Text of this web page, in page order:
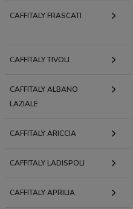
CAFFITALY FRASCATI
CAFFITALY TIVOLI
CAFFITALY ALBANO
LAZIALE
CAFFITALY ARICCIA
CAFFITALY LADISPOLI
CAFFITALY APRILIA